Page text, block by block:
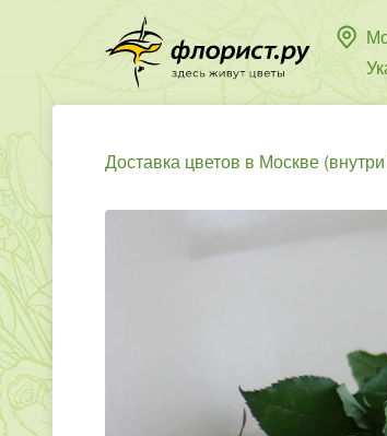
Доставка цветов в Москве